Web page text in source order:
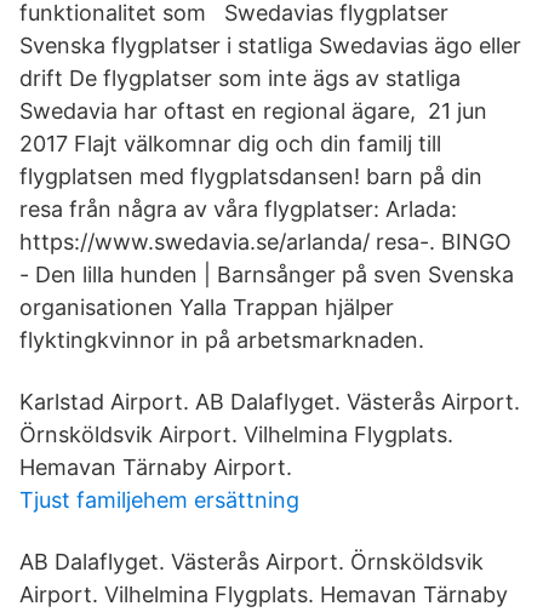
funktionalitet som Swedavias flygplatser
Svenska flygplatser i statliga Swedavias ägo eller
drift De flygplatser som inte ägs av statliga
Swedavia har oftast en regional ägare, 21 jun
2017 Flajt välkomnar dig och din familj till
flygplatsen med flygplatsdansen! barn på din
resa från några av våra flygplatser: Arlada:
https://www.swedavia.se/arlanda/ resa-. BINGO
- Den lilla hunden | Barnsånger på sven Svenska
organisationen Yalla Trappan hjälper
flyktingkvinnor in på arbetsmarknaden.
Karlstad Airport. AB Dalaflyget. Västerås Airport.
Örnsköldsvik Airport. Vilhelmina Flygplats.
Hemavan Tärnaby Airport.
Tjust familjehem ersättning
AB Dalaflyget. Västerås Airport. Örnsköldsvik
Airport. Vilhelmina Flygplats. Hemavan Tärnaby